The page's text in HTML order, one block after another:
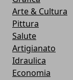
Arte & Cultura
Pittura
Salute
Artigianato
Idraulica
Economia